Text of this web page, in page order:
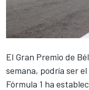
El Gran Premio de
semana, podría ser
Fórmula 1 ha